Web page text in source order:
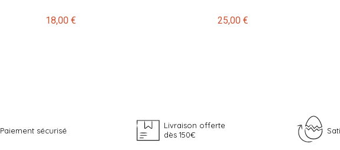
18,00 € 25,00 €
Paiement sécurisé
Livraison offerte
dès 150€